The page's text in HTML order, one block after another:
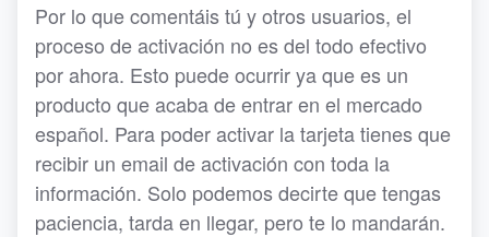
Por lo que comentáis tú y otros usuarios, el
proceso de activación no es del todo efectivo
por ahora. Esto puede ocurrir ya que es un
producto que acaba de entrar en el mercado
español. Para poder activar la tarjeta tienes que
recibir un email de activación con toda la
información. Solo podemos decirte que tengas
paciencia, tarda en llegar, pero te lo mandarán.